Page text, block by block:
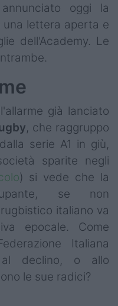
oggi la
lettera aperta e
dell'Academy. Le
già lanciato
, che raggruppo
serie A1 in giù,
sparite negli
) si vede che la
se non
italiano va
epocale. Come
Italiana
al declino, o allo
le sue radici?